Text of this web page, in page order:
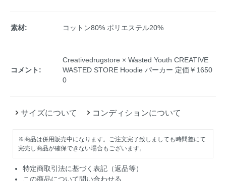
素材: コットン80% ポリエステル20%
コメント:
Creativedrugstore × Wasted Youth CREATIVE
WASTED STORE Hoodie パーカー 定価￥1650
0
サイズについて コンディションについて
※商品は併用販売中になります。ご注文完了致しましても時間差にて
完売し商品が確保できない場合もございます。
特定商取引法に基づく表記（返品等）
この商品について問い合わせる